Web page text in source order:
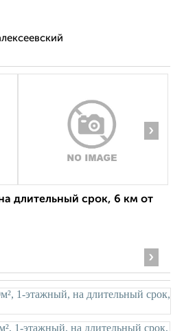
›
длительный срок, 6 км от
›